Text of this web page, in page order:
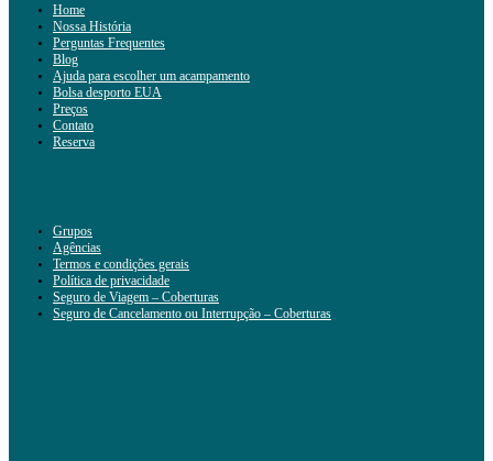
Home
Nossa História
Perguntas Frequentes
Blog
Ajuda para escolher um acampamento
Bolsa desporto EUA
Preços
Contato
Reserva
Grupos
Agências
Termos e condições gerais
Política de privacidade
Seguro de Viagem – Coberturas
Seguro de Cancelamento ou Interrupção – Coberturas